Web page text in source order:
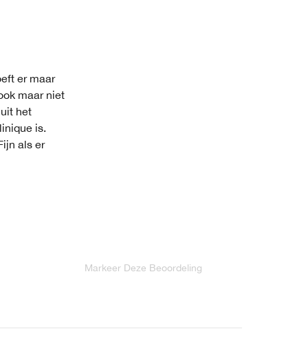
er maar
maar niet
het
is.
als er
Markeer Deze Beoordeling